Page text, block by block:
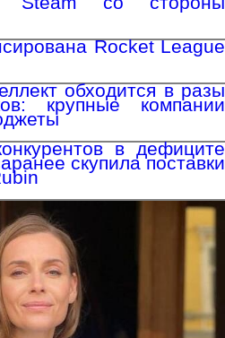
Rocket League
обходится в разы
крупные компании
в дефиците
скупила поставки